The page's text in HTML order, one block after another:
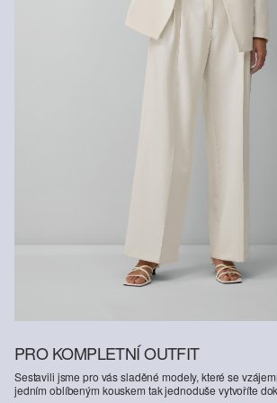
PRO KOMPLETNÍ OUTFIT
Sestavili jsme pro vás sladěné modely, které se
jedním oblíbeným kouskem tak jednoduše vytvoříte